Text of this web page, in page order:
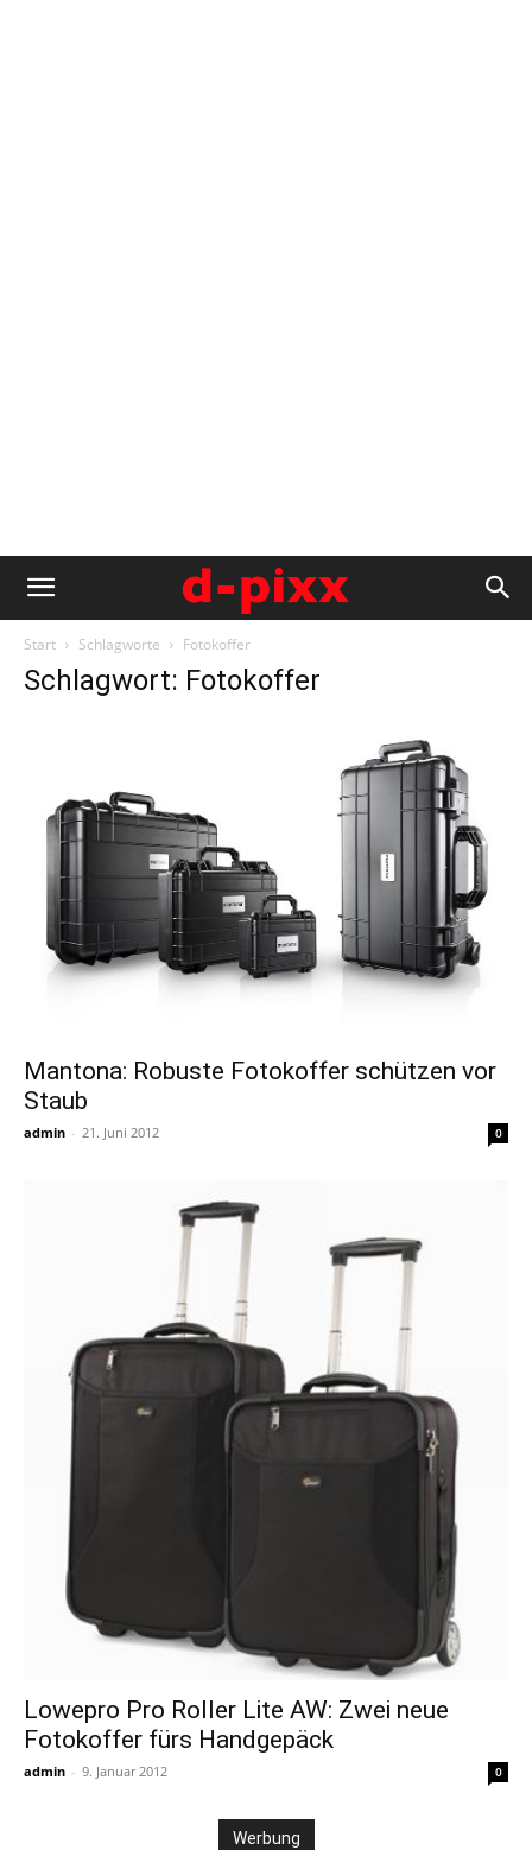
Start Schlagworte Fotokoffer
Schlagwort: Fotokoffer
Mantona: Robuste Fotokoffer schützen vor
Staub
admin - 21. Juni 2012 0
Lowepro Pro Roller Lite AW: Zwei neue
Fotokoffer fürs Handgepäck
admin - 9. Januar 2012 0
Werbung